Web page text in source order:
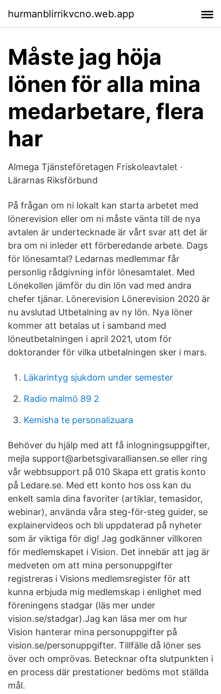
hurmanblirrikvcno.web.app
Måste jag höja
lönen för alla mina
medarbetare, flera
har
Almega Tjänsteföretagen Friskoleavtalet ·
Lärarnas Riksförbund
På frågan om ni lokalt kan starta arbetet med
lönerevision eller om ni måste vänta till de nya
avtalen är undertecknade är vårt svar att det är
bra om ni inleder ett förberedande arbete. Dags
för lönesamtal? Ledarnas medlemmar får
personlig rådgivning inför lönesamtalet. Med
Lönekollen jämför du din lön vad med andra
chefer tjänar. Lönerevision Lönerevision 2020 är
nu avslutad Utbetalning av ny lön. Nya löner
kommer att betalas ut i samband med
löneutbetalningen i april 2021, utom för
doktorander för vilka utbetalningen sker i mars.
Läkarintyg sjukdom under semester
Radio malmö 89 2
Kemisha te personalizuara
Behöver du hjälp med att få inlogningsuppgifter,
mejla support@arbetsgivaralliansen.se eller ring
vår webbsupport på 010 Skapa ett gratis konto
på Ledare.se. Med ett konto hos oss kan du
enkelt samla dina favoriter (artiklar, temasidor,
webinar), använda våra steg-för-steg guider, se
explainervideos och bli uppdaterad på nyheter
som är viktiga för dig! Jag godkänner villkoren
för medlemskapet i Vision. Det innebär att jag är
medveten om att mina personuppgifter
registreras i Visions medlemsregister för att
kunna erbjuda mig medlemskap i enlighet med
föreningens stadgar (läs mer under
vision.se/stadgar).Jag kan läsa mer om hur
Vision hanterar mina personuppgifter på
vision.se/personuppgifter. Tillfälle då löner ses
över och omprövas. Betecknar ofta slutpunkten i
en process där prestationer bedöms mot ställda
mål.